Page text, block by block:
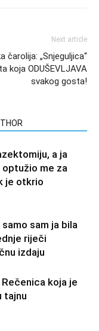
Next article
čarolija: „Snjeguljica“
koja ODUŠEVLJAVA
svakog gosta!
a ja
me za
je otkrio
sam ja bila
riječi
izdaju
koja je
tajnu